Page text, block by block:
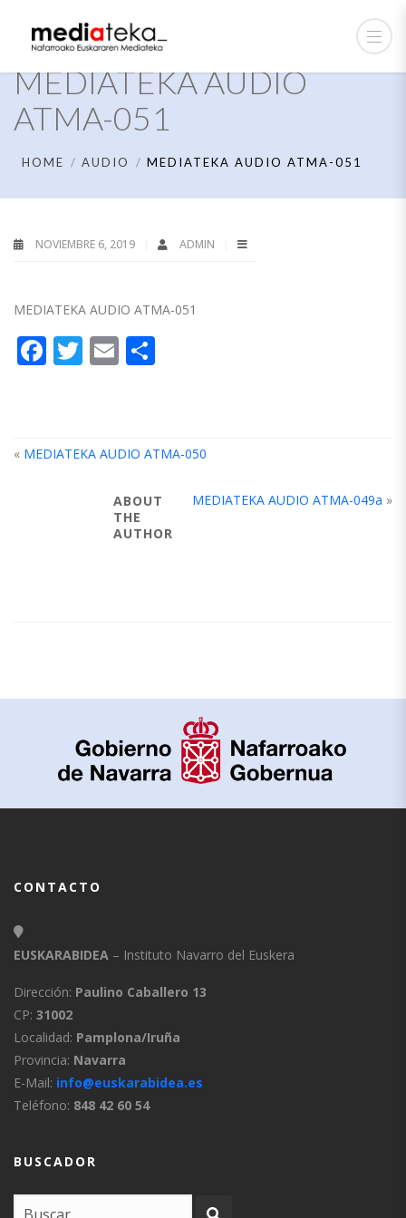
MEDIATEKA AUDIO
ATMA-051
HOME AUDIO MEDIATEKA AUDIO ATMA-051
NOVIEMBRE 6, 2019 ADMIN
MEDIATEKA AUDIO ATMA-051
Facebook
Twitter
Email
« MEDIATEKA AUDIO ATMA-050
MEDIATEKA AUDIO ATMA-049a »
ABOUT
THE
AUTHOR
CONTACTO
EUSKARABIDEA – Instituto Navarro del Euskera
Dirección: Paulino Caballero 13
CP: 31002
Localidad: Pamplona/Iruña
Provincia: Navarra
E-Mail: info@euskarabidea.es
Teléfono: 848 42 60 54
BUSCADOR